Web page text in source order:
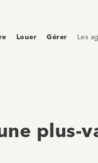
Louer Gérer Les
plus-